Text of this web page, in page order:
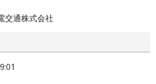
交通株式会社